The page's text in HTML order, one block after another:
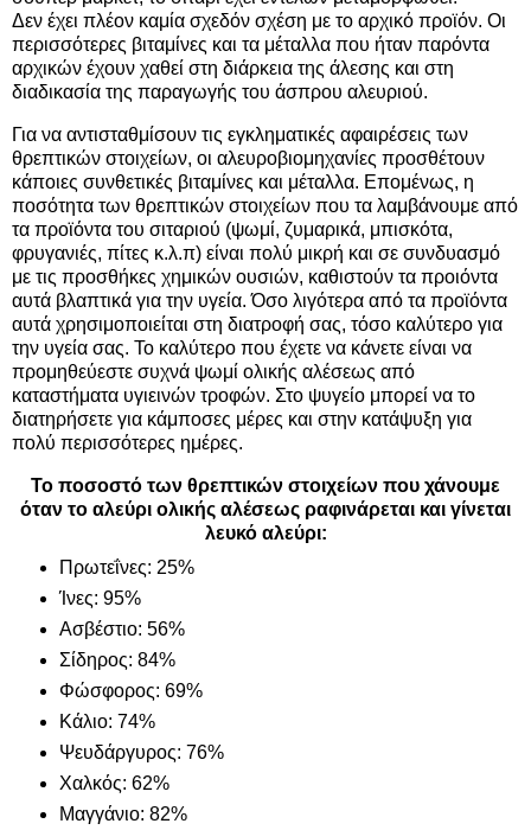
Δεν έχει πλέον καμία σχεδόν σχέση με το αρχικό προϊόν. Οι
περισσότερες βιταμίνες και τα μέταλλα που ήταν παρόντα
αρχικών έχουν χαθεί στη διάρκεια της άλεσης και στη
διαδικασία της παραγωγής του άσπρου αλευριού.
Για να αντισταθμίσουν τις εγκληματικές αφαιρέσεις των
θρεπτικών στοιχείων, οι αλευροβιομηχανίες προσθέτουν
κάποιες συνθετικές βιταμίνες και μέταλλα. Επομένως, η
ποσότητα των θρεπτικών στοιχείων που τα λαμβάνουμε από
τα προϊόντα του σιταριού (ψωμί, ζυμαρικά, μπισκότα,
φρυγανιές, πίτες κ.λ.π) είναι πολύ μικρή και σε συνδυασμό
με τις προσθήκες χημικών ουσιών, καθιστούν τα προιόντα
αυτά βλαπτικά για την υγεία. Όσο λιγότερα από τα προϊόντα
αυτά χρησιμοποιείται στη διατροφή σας, τόσο καλύτερο για
την υγεία σας. Το καλύτερο που έχετε να κάνετε είναι να
προμηθεύεστε συχνά ψωμί ολικής αλέσεως από
καταστήματα υγιεινών τροφών. Στο ψυγείο μπορεί να το
διατηρήσετε για κάμποσες μέρες και στην κατάψυξη για
πολύ περισσότερες ημέρες.
Το ποσοστό των θρεπτικών στοιχείων που χάνουμε
όταν το αλεύρι ολικής αλέσεως ραφινάρεται και γίνεται
λευκό αλεύρι:
Πρωτεΐνες: 25%
Ίνες: 95%
Ασβέστιο: 56%
Σίδηρος: 84%
Φώσφορος: 69%
Κάλιο: 74%
Ψευδάργυρος: 76%
Χαλκός: 62%
Μαγγάνιο: 82%